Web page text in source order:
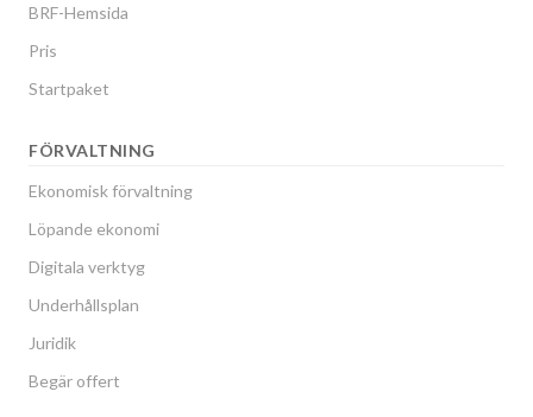
BRF-Hemsida
Pris
Startpaket
FÖRVALTNING
Ekonomisk förvaltning
Löpande ekonomi
Digitala verktyg
Underhållsplan
Juridik
Begär offert